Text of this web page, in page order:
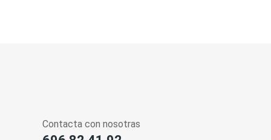
Contacta con nosotras